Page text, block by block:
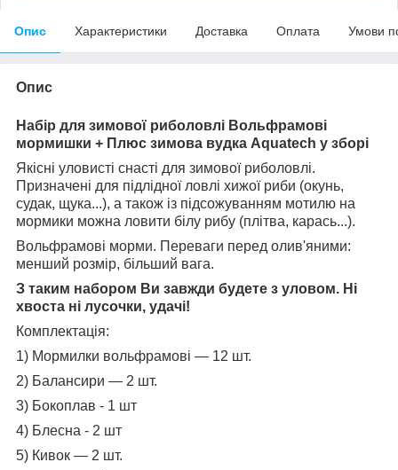
Опис Характеристики Доставка Оплата Умови
Опис
Набір для зимової риболовлі Вольфрамові
мормишки + Плюс зимова вудка Aquatech у зборі
Якісні уловисті снасті для зимової риболовлі.
Призначені для підлідної ловлі хижої риби (окунь,
судак, щука...), а також із підсожуванням мотилю на
мормики можна ловити білу рибу (плітва, карась...).
Вольфрамові морми. Переваги перед олив'яними:
менший розмір, більший вага.
З таким набором Ви завжди будете з уловом. Ні
хвоста ні лусочки, удачі!
Комплектація:
1) Мормилки вольфрамові — 12 шт.
2) Балансири — 2 шт.
3) Бокоплав - 1 шт
4) Блесна - 2 шт
5) Кивок — 2 шт.